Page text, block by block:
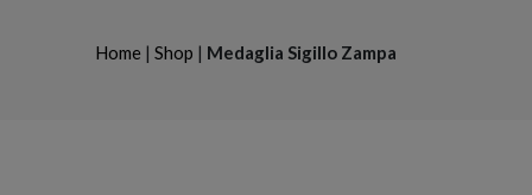
Home | Shop | Medaglia Sigillo Zampa